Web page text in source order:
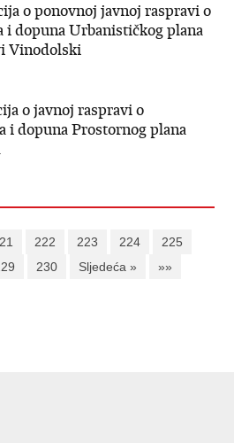
o ponovnoj javnoj raspravi o
dopuna Urbanističkog plana
Vinodolski
o javnoj raspravi o
dopuna Prostornog plana
222 223 224
225
230 Sljedeća » »»